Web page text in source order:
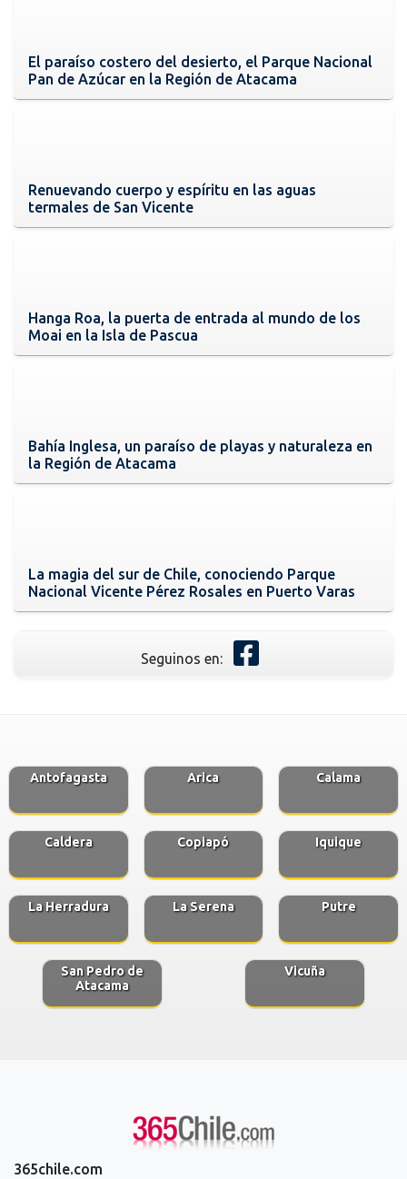
El paraíso costero del desierto, el Parque Nacional
Pan de Azúcar en la Región de Atacama
Renuevando cuerpo y espíritu en las aguas
termales de San Vicente
Hanga Roa, la puerta de entrada al mundo de los
Moai en la Isla de Pascua
Bahía Inglesa, un paraíso de playas y naturaleza en
la Región de Atacama
La magia del sur de Chile, conociendo Parque
Nacional Vicente Pérez Rosales en Puerto Varas
Seguinos en:
Antofagasta Arica Calama
Caldera Copiapó Iquique
La Herradura La Serena Putre
San Pedro de
Atacama
Vicuña
365chile.com